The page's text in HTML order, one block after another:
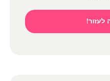
לעזור!